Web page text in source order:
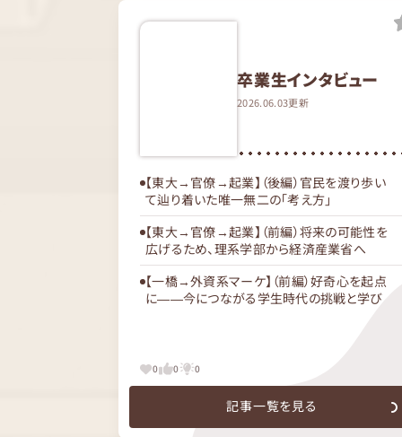
卒業生インタビュー
2026.06.03更新
【東大→官僚→起業】（後編）官民を渡り歩い
て辿り着いた唯一無二の「考え方」
【東大→官僚→起業】（前編）将来の可能性を
広げるため、理系学部から経済産業省へ
【一橋→外資系マーケ】（前編）好奇心を起点
に――今につながる学生時代の挑戦と学び
0 0 0
記事一覧を見る